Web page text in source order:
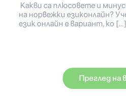
Какви са плюсовете и
на норвежки езиконлайн?
език онлайн е вариант, ко […]
Преглед на